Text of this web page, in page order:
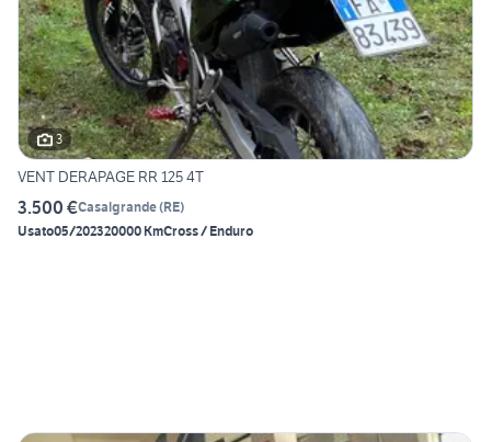
3
VENT DERAPAGE RR 125 4T
3.500 €Casalgrande(RE)
Usato05/202320000 KmCross / Enduro